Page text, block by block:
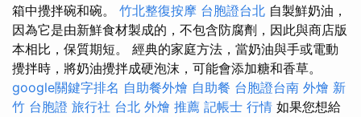
箱中攪拌碗和碗。 竹北整復按摩 台胞證台北 自製鮮奶油，
因為它是由新鮮食材製成的，不包含防腐劑，因此與商店版
本相比，保質期短。 經典的家庭方法，當奶油與手或電動
攪拌時，將奶油攪拌成硬泡沫，可能會添加糖和香草。
google關鍵字排名 自助餐外燴 自助餐 台胞證台南 外燴 新
竹 台胞證 旅行社 台北 外燴 推薦 記帳士 行情 如果您想給